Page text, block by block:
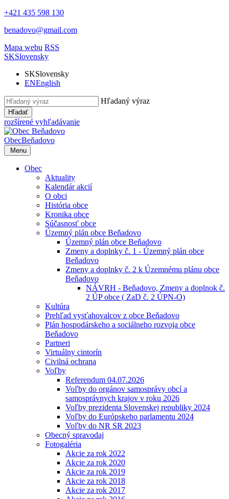
+421 435 598 130
benadovo@gmail.com
Mapa webu RSS
SKSlovensky
SKSlovensky
ENEnglish
Hľadaný výraz
Hľadať
rozšírené vyhľadávanie
ObecBeňadovo
Menu
Obec
Aktuality
Kalendár akcií
O obci
História obce
Kronika obce
Súčasnosť obce
Územný plán obce Beňadovo
Územný plán obce Beňadovo
Zmeny a doplnky č. 1 - Územný plán obce
Beňadovo
Zmeny a doplnky č. 2 k Územnému plánu obce
Beňadovo
NÁVRH - Beňadovo, Zmeny a doplnok č.
2 ÚP obce ( ZaD č. 2 ÚPN-O)
Kultúra
Prehľad vysťahovalcov z obce Beňadovo
Plán hospodárskeho a sociálneho rozvoja obce
Beňadovo
Partneri
Virtuálny cintorín
Civilná ochrana
Voľby
Referendum 04.07.2026
Voľby do orgánov samosprávy obcí a
samosprávnych krajov v roku 2026
Voľby prezidenta Slovenskej republiky 2024
Voľby do Európskeho parlamentu 2024
Voľby do NR SR 2023
Obecný spravodaj
Fotogaléria
Akcie za rok 2022
Akcie za rok 2020
Akcie za rok 2019
Akcie za rok 2018
Akcie za rok 2017